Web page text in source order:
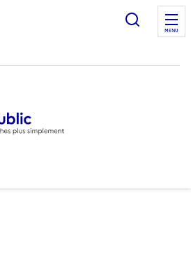
Ouvrir
MENU